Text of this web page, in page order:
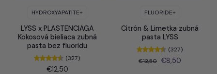
HYDROXYAPATITE+
LYSS x PLASTENCIAGA
Kokosová bieliaca zubná
pasta bez fluoridu
(327)
€12,50
FLUORIDE+
Citrón & Limetka zubná
pasta LYSS
(327)
€12,50 €8,50